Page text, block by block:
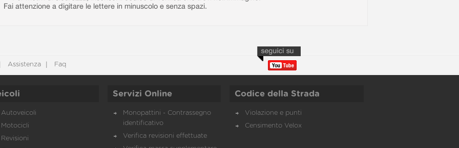
Fai attenzione a digitare le lettere in minuscolo e senza spazi.
Assistenza Faq
Autoveicoli
Motocicli
Revisioni
Servizi Online
Monopattini - Contrassegno
identificativo
Verifica revisioni effettuate
Codice della Strada
Violazione e punti
Censimento Velox